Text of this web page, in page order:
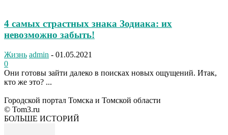
4 самых страстных знака Зодиака: их
невозможно забыть!
Жизнь admin - 01.05.2021
0
Они готовы зайти далеко в поисках новых ощущений. Итак,
кто же это? ...
Городской портал Томска и Томской области
© Tom3.ru
БОЛЬШЕ ИСТОРИЙ